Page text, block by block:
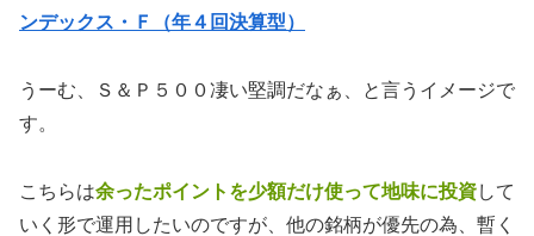
ンデックス・Ｆ（年４回決算型）
うーむ、Ｓ＆Ｐ５００凄い堅調だなぁ、と言うイメージで
す。
こちらは余ったポイントを少額だけ使って地味に投資して
いく形で運用したいのですが、他の銘柄が優先の為、暫く